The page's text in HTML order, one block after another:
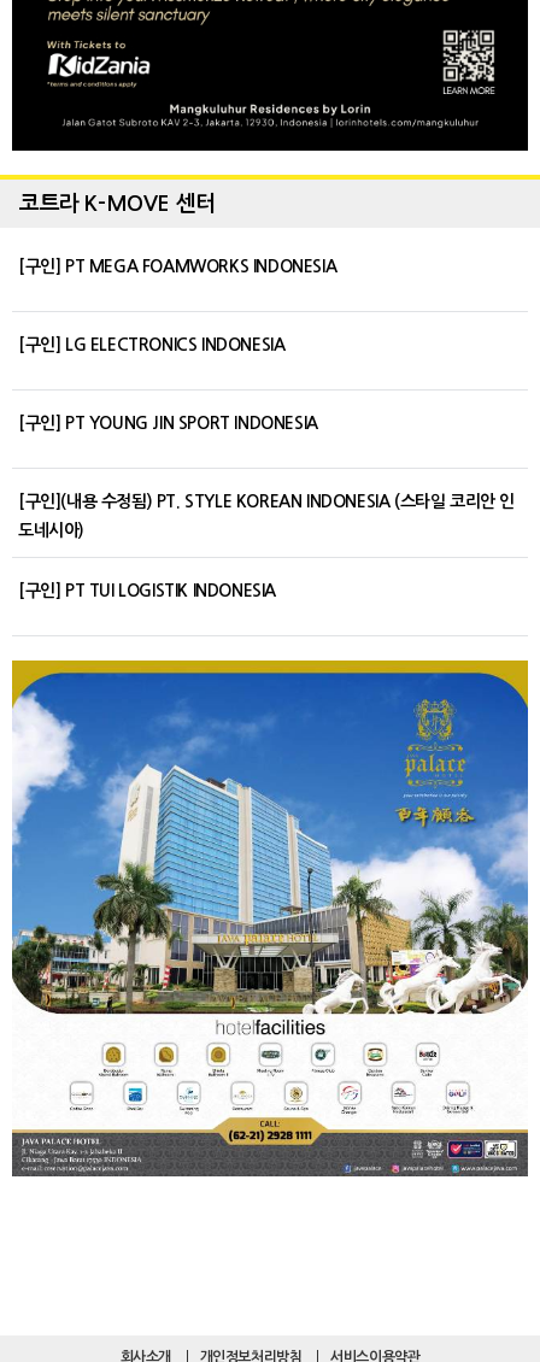
코트라 K-MOVE 센터
[구인] PT MEGA FOAMWORKS INDONESIA
[구인] LG ELECTRONICS INDONESIA
[구인] PT YOUNG JIN SPORT INDONESIA
[구인](내용 수정됨) PT. STYLE KOREAN INDONESIA (스타일 코리안 인
도네시아)
[구인] PT TUI LOGISTIK INDONESIA
회사소개 개인정보처리방침 서비스이용약관